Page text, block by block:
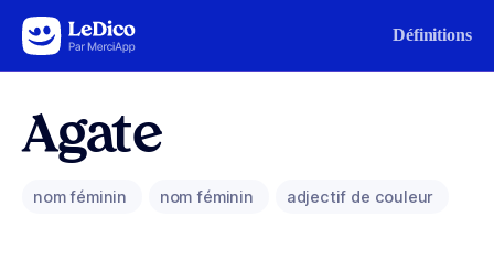
Aller au contenu Définitions
Agate
nom féminin nom féminin adjectif de couleur